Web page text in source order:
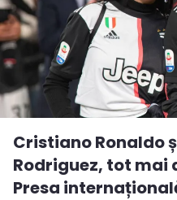
Cristiano Ronaldo
Rodriguez, tot mai
Presa